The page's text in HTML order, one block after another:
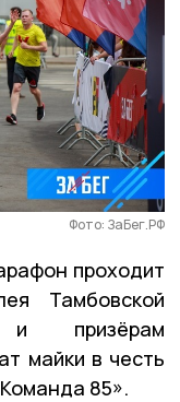
Фото: ЗаБег.РФ
проходит
Тамбовской
и призёрам
майки в честь
85».